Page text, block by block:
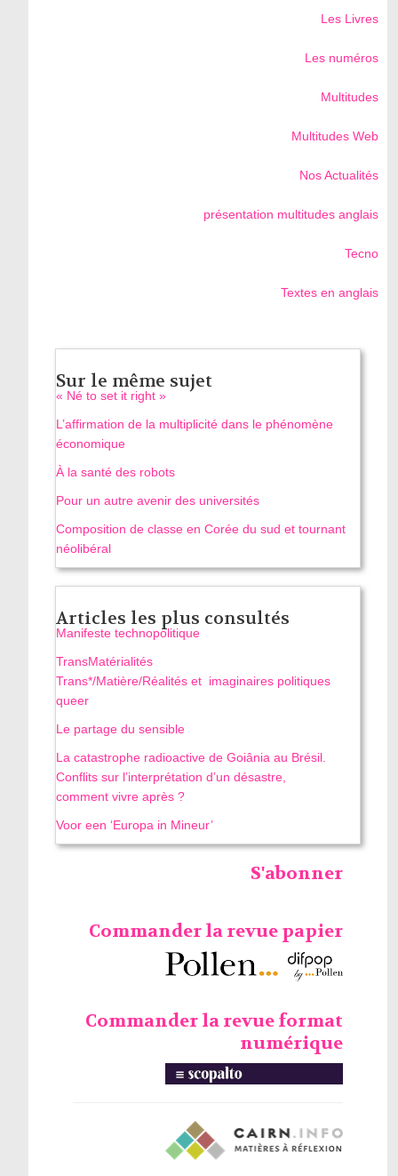
Les Livres
Les numéros
Multitudes
Multitudes Web
Nos Actualités
présentation multitudes anglais
Tecno
Textes en anglais
Sur le même sujet
« Né to set it right »
L’affirmation de la multiplicité dans le phénomène
économique
À la santé des robots
Pour un autre avenir des universités
Composition de classe en Corée du sud et tournant
néolibéral
Articles les plus consultés
Manifeste technopolitique
TransMatérialités
Trans*/Matière/Réalités et imaginaires politiques
queer
Le partage du sensible
La catastrophe radioactive de Goiânia au Brésil.
Conflits sur l’interprétation d’un désastre,
comment vivre après ?
Voor een ‘Europa in Mineur’
S'abonner
Commander la revue papier
Commander la revue format
numérique